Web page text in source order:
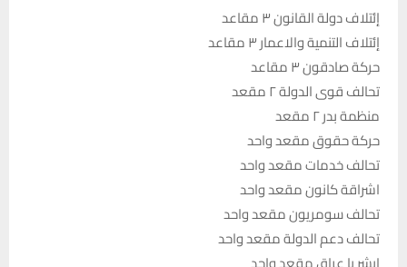
إئتلاف دولة القانون ٣ مقاعد
إئتلاف التنمية والاعمار ٣ مقاعد
حركة صادقون ٣ مقاعد
تحالف قوى الدولة ٢ مقعد
منظمة بدر ٢ مقعد
حركة حقوق مقعد واحد
تحالف خدمات مقعد واحد
اشراقة كانون مقعد واحد
تحالف سومريون مقعد واحد
تحالف دعم الدولة مقعد واحد